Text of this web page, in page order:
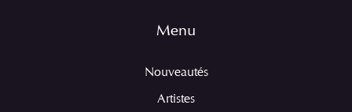
Menu
Nouveautés
Artistes